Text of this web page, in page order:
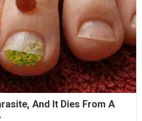
And It Dies From A